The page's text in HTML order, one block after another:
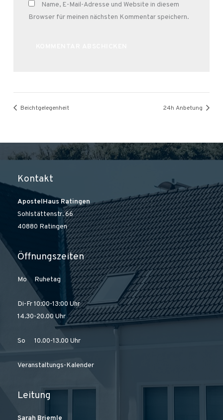
Name, E-Mail-Adresse und Website in diesem
Browser für meinen nächsten Kommentar speichern.
Beichtgelegenheit 24h Anbetung
Kontakt
ApostelHaus Ratingen
Sohlstättenstr. 66
40880 Ratingen
Öffnungszeiten
Mo Ruhetag
Di-Fr 10:00-13:00 Uhr
14.30-20.00 Uhr
So 10.00-13.00 Uhr
Veranstaltungs-Kalender
Leitung